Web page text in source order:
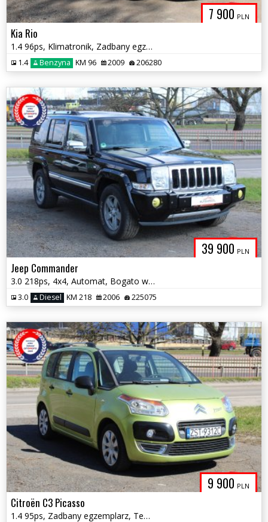
7 900 PLN
Kia Rio
1.4 96ps, Klimatronik, Zadbany egzemplarz
1.4 Benzyna KM 96 2009 206280
39 900 PLN
Jeep Commander
3.0 218ps, 4x4, Automat, Bogato wyposażony, 7 miejsc
3.0 Diesel KM 218 2006 225075
9 900 PLN
Citroën C3 Picasso
1.4 95ps, Zadbany egzemplarz, Tempomat, Hak